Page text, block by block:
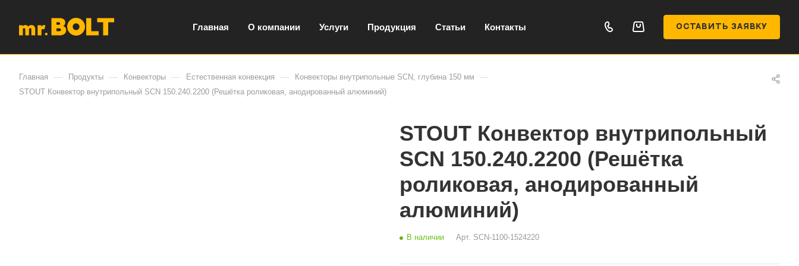
Главная О компании Услуги Продукция Статьи Контакты ОСТАВИТЬ ЗАЯВКУ
Главная — Продукты — Конвекторы — Естественная конвекция — Конвекторы внутрипольные SCN, глубина 150 мм —
STOUT Конвектор внутрипольный SCN 150.240.2200 (Решётка роликовая, анодированный алюминий)
STOUT Конвектор внутрипольный
SCN 150.240.2200 (Решётка
роликовая, анодированный
алюминий)
В наличии Арт. SCN-1100-1524220